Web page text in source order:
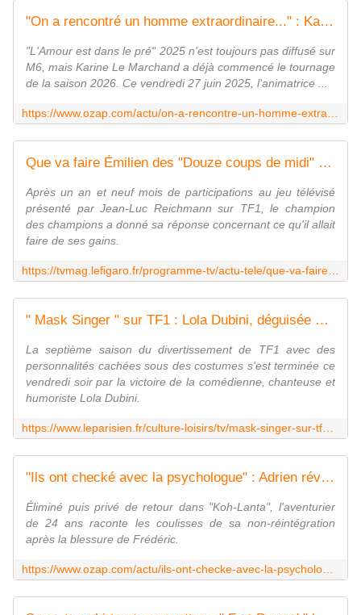
"On a rencontré un homme extraordinaire..." : Karine Le Marchand a déjà tourné le premier portrait de "L'Amour est dans le pré" 2026
"L'Amour est dans le pré" 2025 n'est toujours pas diffusé sur
M6, mais Karine Le Marchand a déjà commencé le tournage
de la saison 2026. Ce vendredi 27 juin 2025, l'animatrice ...
Que va faire Émilien des "Douze coups de midi" de ses 2,5 millions d'euros de gains ? Il répond enfin
Après un an et neuf mois de participations au jeu télévisé
présenté par Jean-Luc Reichmann sur TF1, le champion
des champions a donné sa réponse concernant ce qu'il allait
faire de ses gains.
" Mask Singer " sur TF1 : Lola Dubini, déguisée en Girafe, remporte cette édition 2025
La septième saison du divertissement de TF1 avec des
personnalités cachées sous des costumes s'est terminée ce
vendredi soir par la victoire de la comédienne, chanteuse et
humoriste Lola Dubini.
"Ils ont checké avec la psychologue" : Adrien révèle enfin pourquoi il "n'est pas revenu" dans "Koh-Lanta" 2025
Éliminé puis privé de retour dans "Koh-Lanta", l'aventurier
de 24 ans raconte les coulisses de sa non-réintégration
après la blessure de Frédéric.